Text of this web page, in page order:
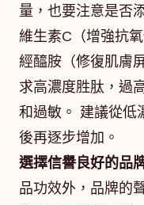
量，也要注意是否
維生素C（增強抗
經醯胺（修復肌膚
求高濃度胜肽，過
和過敏。 建議從低
後再逐步增加。
選擇信譽良好的品
品功效外，品牌的